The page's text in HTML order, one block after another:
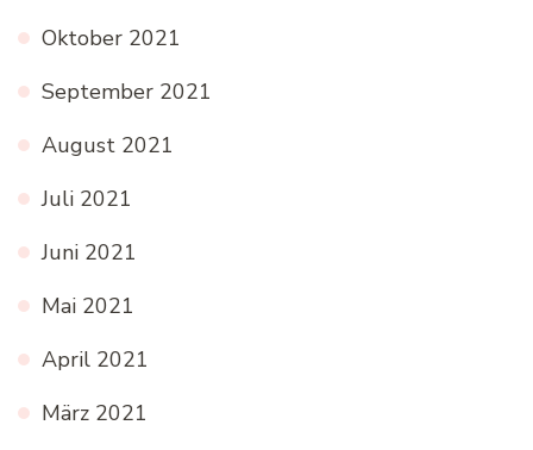
Oktober 2021
September 2021
August 2021
Juli 2021
Juni 2021
Mai 2021
April 2021
März 2021